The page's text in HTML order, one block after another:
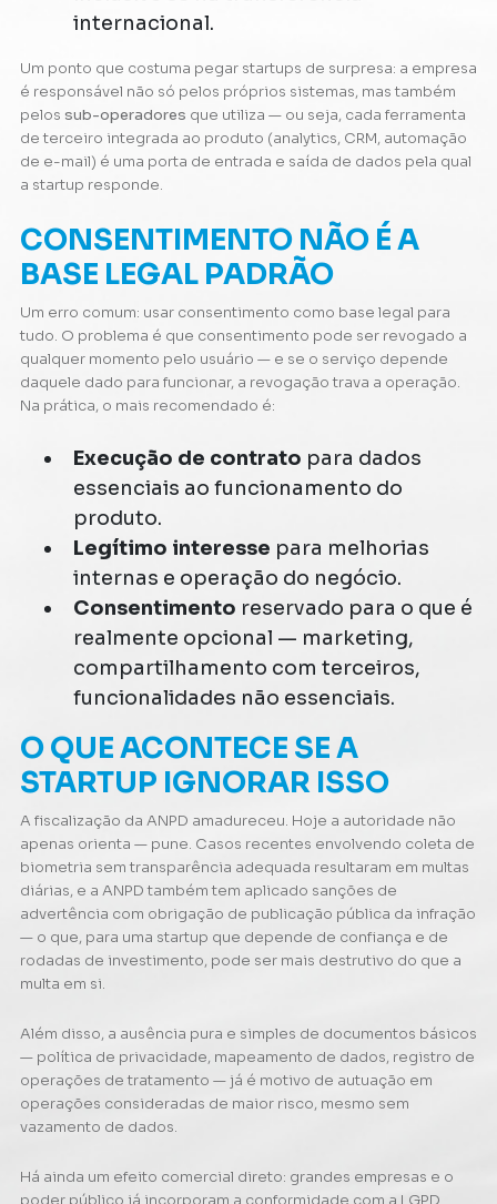
internacional.
Um ponto que costuma pegar startups de surpresa: a empresa
é responsável não só pelos próprios sistemas, mas também
pelos sub-operadores que utiliza — ou seja, cada ferramenta
de terceiro integrada ao produto (analytics, CRM, automação
de e-mail) é uma porta de entrada e saída de dados pela qual
a startup responde.
CONSENTIMENTO NÃO É A
BASE LEGAL PADRÃO
Um erro comum: usar consentimento como base legal para
tudo. O problema é que consentimento pode ser revogado a
qualquer momento pelo usuário — e se o serviço depende
daquele dado para funcionar, a revogação trava a operação.
Na prática, o mais recomendado é:
Execução de contrato para dados
essenciais ao funcionamento do
produto.
Legítimo interesse para melhorias
internas e operação do negócio.
Consentimento reservado para o que é
realmente opcional — marketing,
compartilhamento com terceiros,
funcionalidades não essenciais.
O QUE ACONTECE SE A
STARTUP IGNORAR ISSO
A fiscalização da ANPD amadureceu. Hoje a autoridade não
apenas orienta — pune. Casos recentes envolvendo coleta de
biometria sem transparência adequada resultaram em multas
diárias, e a ANPD também tem aplicado sanções de
advertência com obrigação de publicação pública da infração
— o que, para uma startup que depende de confiança e de
rodadas de investimento, pode ser mais destrutivo do que a
multa em si.
Além disso, a ausência pura e simples de documentos básicos
— política de privacidade, mapeamento de dados, registro de
operações de tratamento — já é motivo de autuação em
operações consideradas de maior risco, mesmo sem
vazamento de dados.
Há ainda um efeito comercial direto: grandes empresas e o
poder público já incorporam a conformidade com a LGPD